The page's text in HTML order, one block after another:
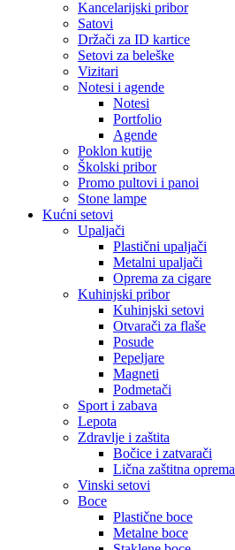
Kancelarijski pribor
Satovi
Držači za ID kartice
Setovi za beleške
Vizitari
Notesi i agende
Notesi
Portfolio
Agende
Poklon kutije
Školski pribor
Promo pultovi i panoi
Stone lampe
Kućni setovi
Upaljači
Plastični upaljači
Metalni upaljači
Oprema za cigare
Kuhinjski pribor
Kuhinjski setovi
Otvarači za flaše
Posude
Pepeljare
Magneti
Podmetači
Sport i zabava
Lepota
Zdravlje i zaštita
Bočice i zatvarači
Lična zaštitna oprema
Vinski setovi
Boce
Plastične boce
Metalne boce